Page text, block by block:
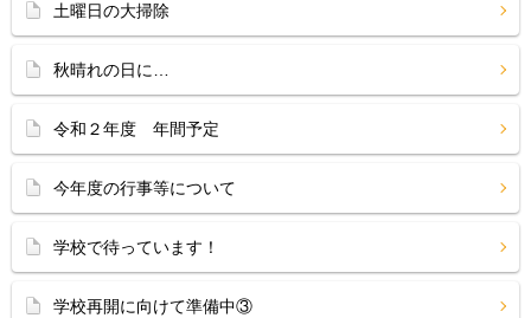
土曜日の大掃除
秋晴れの日に…
令和２年度 年間予定
今年度の行事等について
学校で待っています！
学校再開に向けて準備中③